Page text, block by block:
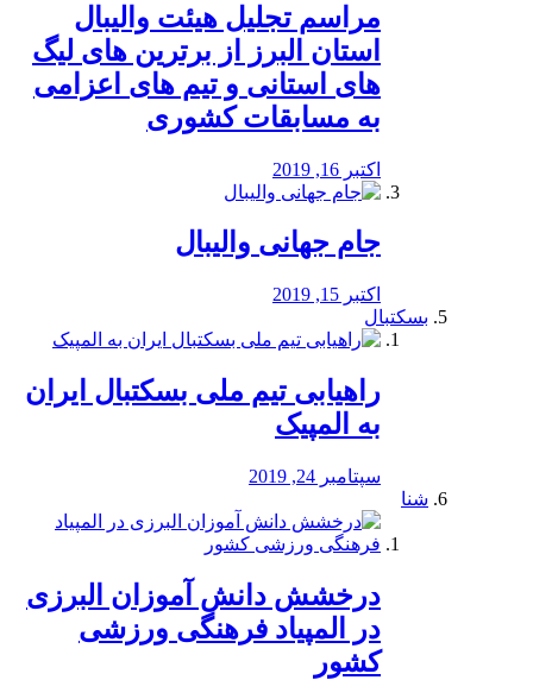
مراسم تجلیل هیئت والیبال
استان البرز از برترین های لیگ
های استانی و تیم های اعزامی
به مسابقات کشوری
اکتبر 16, 2019
جام جهانی والیبال
اکتبر 15, 2019
بسکتبال
راهیابی تیم ملی بسکتبال ایران
به المپیک
سپتامبر 24, 2019
شنا
درخشش دانش آموزان البرزی
در المپیاد فرهنگی ورزشی
کشور